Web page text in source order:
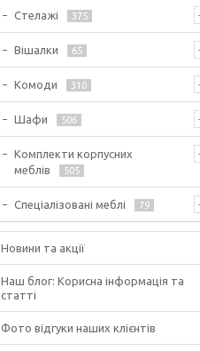
Стелажі 375
Вішалки 65
Комоди 310
Шафи 506
Комплекти корпусних
меблів
505
Спеціалізовані меблі 79
Новини та акції
Наш блог: Корисна інформація та
статті
Фото відгуки наших клієнтів